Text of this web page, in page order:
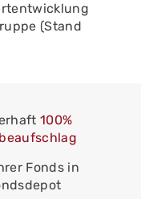
(Stand
100%
Fonds in